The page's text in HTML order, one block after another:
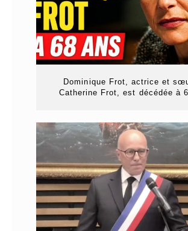
Dominique Frot, actrice et
Catherine Frot, est décédée à